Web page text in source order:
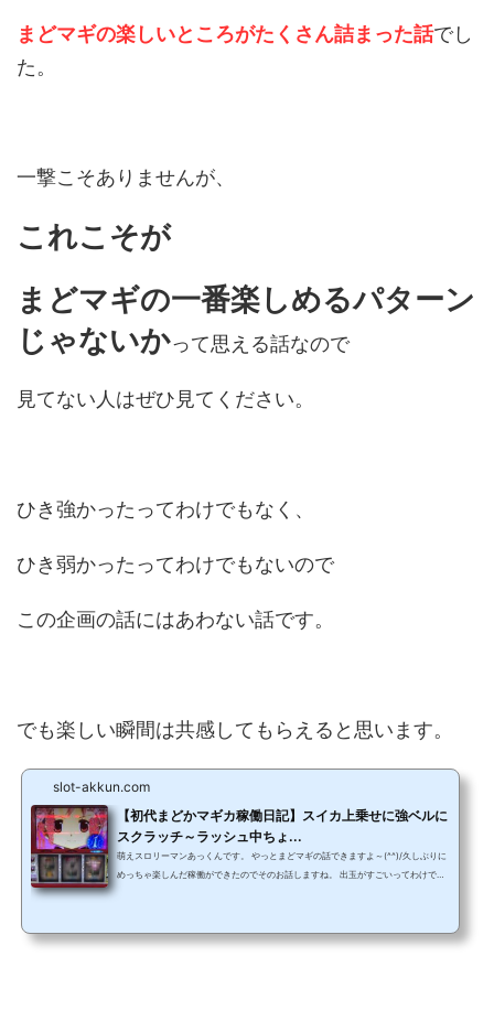
まどマギの楽しいところがたくさん詰まった話でし
た。
一撃こそありませんが、
これこそが
まどマギの一番楽しめるパターン
じゃないかって思える話なので
見てない人はぜひ見てください。
ひき強かったってわけでもなく、
ひき弱かったってわけでもないので
この企画の話にはあわない話です。
でも楽しい瞬間は共感してもらえると思います。
slot-akkun.com
【初代まどかマギカ稼働日記】スイカ上乗せに強ベルに
スクラッチ～ラッシュ中ちょ...
萌えスロリーマンあっくんです。 やっとまどマギの話できますよ～(^^)/久しぶりに
めっちゃ楽しんだ稼働ができたのでそのお話しますね。 出玉がすごいってわけでは
みください。 ではいってみましょう(^^)/ いつも応援ありがとうございます。押して